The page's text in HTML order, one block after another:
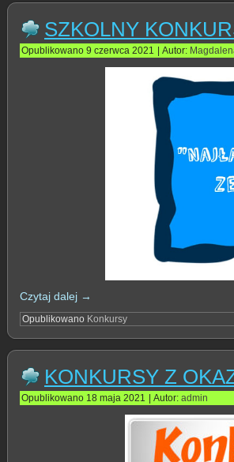
SZKOLNY
Opublikowano 9 czerwca 2021 Autor:
Czytaj dalej →
Opublikowano Konkursy
KONKURSY Z
Opublikowano 18 maja 2021 Autor: admin